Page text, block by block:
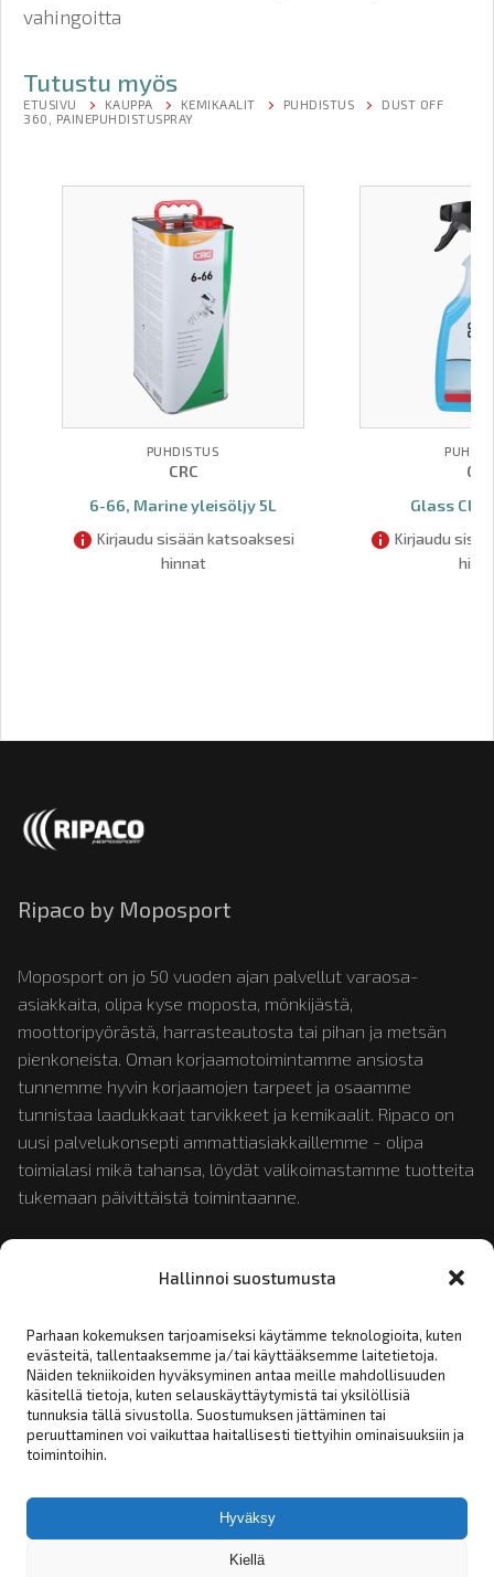
Hallinnoi suostumusta
Parhaan kokemuksen tarjoamiseksi käytämme teknologioita, kuten
evästeitä, tallentaaksemme ja/tai käyttääksemme laitetietoja.
Näiden tekniikoiden hyväksyminen antaa meille mahdollisuuden
käsitellä tietoja, kuten selauskäyttäytymistä tai yksilöllisiä
tunnuksia tällä sivustolla. Suostumuksen jättäminen tai
peruuttaminen voi vaikuttaa haitallisesti tiettyihin ominaisuuksiin ja
toimintoihin.
Hyväksy
Kiellä
vahingoitta
Tutustu myös
ETUSIVU KAUPPA KEMIKAALIT PUHDISTUS
DUST OFF
360, PAINEPUHDISTUSPRAY
PUHDISTUS
CRC
6-66, Marine yleisöljy 5L
Kirjaudu sisään katsoaksesi
hinnat
Glass
Kirjaudu
Ripaco by Moposport
Moposport on jo 50 vuoden ajan palvellut varaosa-
asiakkaita, olipa kyse moposta, mönkijästä,
moottoripyörästä, harrasteautosta tai pihan ja metsän
pienkoneista. Oman korjaamotoimintamme ansiosta
tunnemme hyvin korjaamojen tarpeet ja osaamme
tunnistaa laadukkaat tarvikkeet ja kemikaalit. Ripaco on
uusi palvelukonsepti ammattiasiakkaillemme - olipa
toimialasi mikä tahansa, löydät valikoimastamme tuotteita
tukemaan päivittäistä toimintaanne.
Linkit:
Yhteystiedot
Rekisteriseloste
Tilaus- toimitus- ja myyntiehdot
Asiakashakemus